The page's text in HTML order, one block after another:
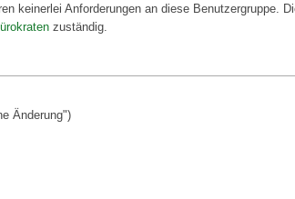
keinerlei Anforderungen an diese Benutzergruppe.
zuständig.
Änderung")